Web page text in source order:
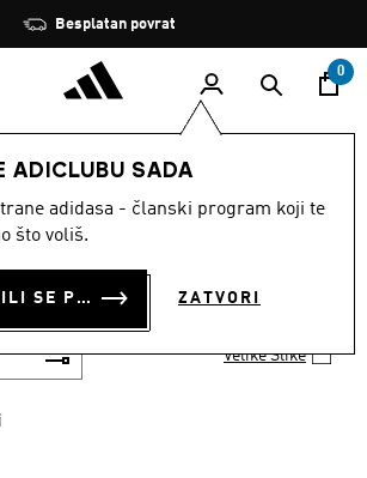
Zaustavi
rotaciju
Besplatan povrat
0
ADICLUBU SADA
adidasa - članski program koji te
što voliš.
PRIJAVI SE ILI SE PRIDRUŽI SADA ZATVORI
na otvorenom
OPREMA
(4)
Velike Slike
Trenutno filtrirano prema BOJA: narančasta